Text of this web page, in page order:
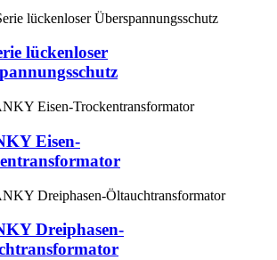
lückenloser
Eisen-
Dreiphasen-